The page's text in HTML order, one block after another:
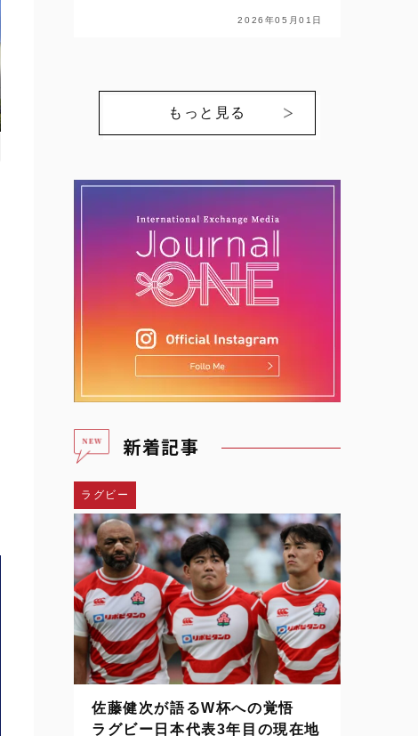
ォームズレッドファルコンズ】の戦
2026年05月01日
もっと見る
新着記事
ラグビー
佐藤健次が語るW杯への覚悟
ラグビー日本代表3年目の現在地